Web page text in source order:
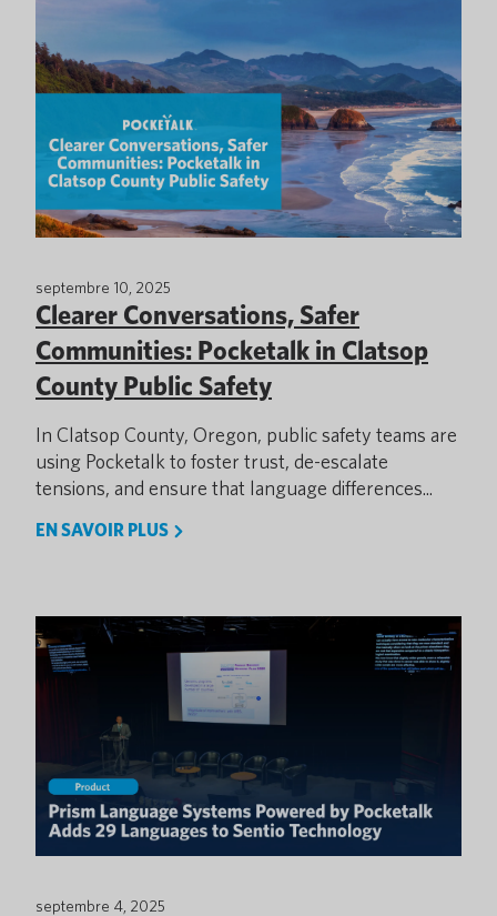
septembre 10, 2025
Clearer Conversations, Safer
Communities: Pocketalk in Clatsop
County Public Safety
In Clatsop County, Oregon, public safety teams are
using Pocketalk to foster trust, de-escalate
tensions, and ensure that language differences...
EN SAVOIR PLUS
septembre 4, 2025